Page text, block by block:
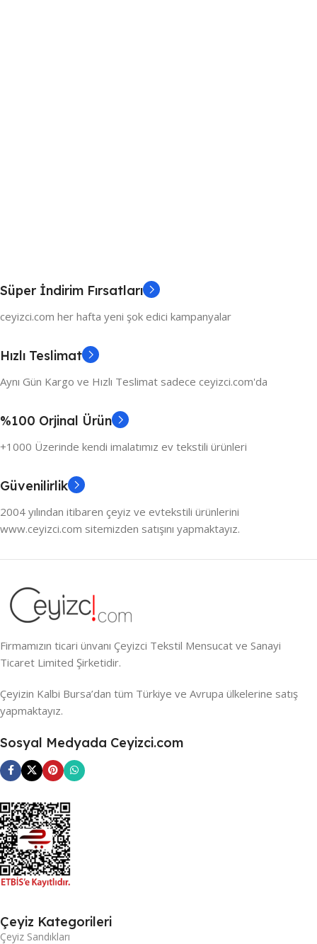
Süper İndirim Fırsatları
ceyizci.com her hafta yeni şok edici kampanyalar
Hızlı Teslimat
Aynı Gün Kargo ve Hızlı Teslimat sadece ceyizci.com'da
%100 Orjinal Ürün
+1000 Üzerinde kendi imalatımız ev tekstili ürünleri
Güvenilirlik
2004 yılından itibaren çeyiz ve evtekstili ürünlerini
www.ceyizci.com sitemizden satışını yapmaktayız.
Firmamızın ticari ünvanı Çeyizci Tekstil Mensucat ve Sanayi
Ticaret Limited Şirketidir.
Çeyizin Kalbi Bursa’dan tüm Türkiye ve Avrupa ülkelerine satış
yapmaktayız.
Sosyal Medyada Ceyizci.com
Çeyiz Kategorileri
Çeyiz Sandıkları